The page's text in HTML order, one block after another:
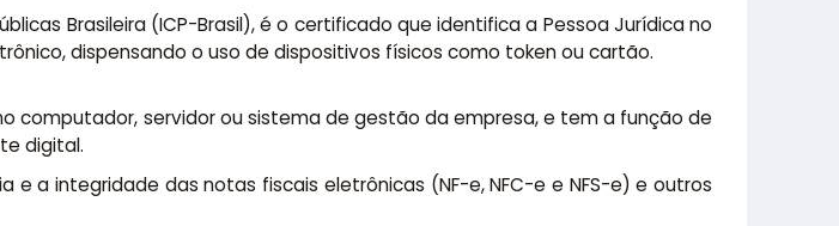
Brasileira (ICP-Brasil), é o certificado que identifica a Pessoa Jurídica no
dispensando o uso de dispositivos físicos como token ou cartão.
computador, servidor ou sistema de gestão da empresa, e tem a função de
digital.
a integridade das notas fiscais eletrônicas (NF-e, NFC-e e NFS-e) e outros